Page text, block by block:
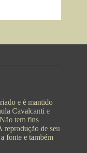
e é mantido
Cavalcanti e
tem fins
reprodução de seu
fonte e também